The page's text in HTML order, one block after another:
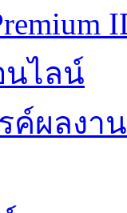
นไลน์
ค์ผลงา